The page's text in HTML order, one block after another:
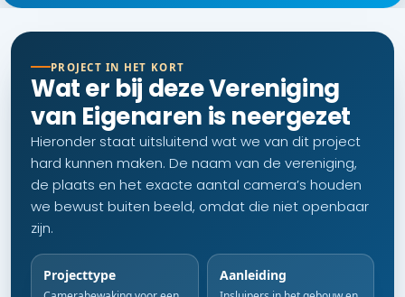
PROJECT IN HET KORT
Wat er bij deze Vereniging
van Eigenaren is neergezet
Hieronder staat uitsluitend wat we van dit project
hard kunnen maken. De naam van de vereniging,
de plaats en het exacte aantal camera’s houden
we bewust buiten beeld, omdat die niet openbaar
zijn.
Projecttype Aanleiding